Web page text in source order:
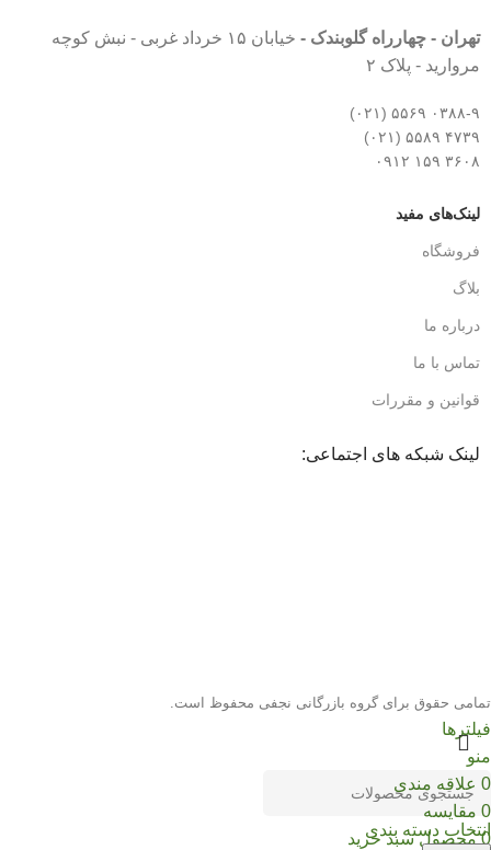
تهران - چهارراه گلوبندک -
خیابان ۱۵ خرداد غربی - نبش کوچه
مروارید - پلاک ۲
۰۳۸۸-۹ ۵۵۶۹ (۰۲۱)
۴۷۳۹ ۵۵۸۹ (۰۲۱)
۳۶۰۸ ۱۵۹ ۰۹۱۲
لینک‌های مفید
فروشگاه
بلاگ
درباره ما
تماس با ما
قوانین و مقررات
لینک شبکه های اجتماعی:
تمامی حقوق برای گروه بازرگانی نجفی محفوظ است.
انتخاب دسته بندی
فیلترها
منو
0 علاقه مندی
0 مقایسه
0 محصول سبد خرید